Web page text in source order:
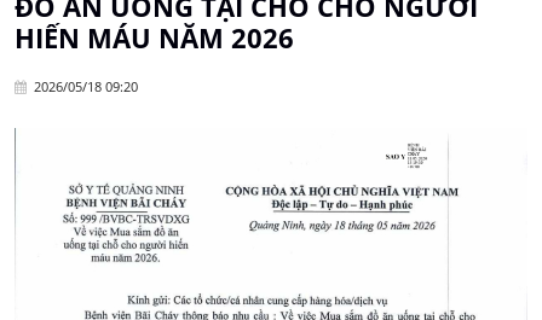
Giới thiệu
Chuyên khoa
Dịch vụ y tế
Dành cho khách hàng
HIẾN MÁU NĂM 2026
2026/05/18 09:20